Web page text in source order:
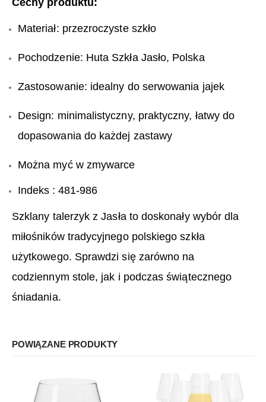
Materiał: przezroczyste szkło
Pochodzenie: Huta Szkła Jasło, Polska
Zastosowanie: idealny do serwowania jajek
Design: minimalistyczny, praktyczny, łatwy do
dopasowania do każdej zastawy
Można myć w zmywarce
Indeks : 481-986
Szklany talerzyk z Jasła to doskonały wybór dla
miłośników tradycyjnego polskiego szkła
użytkowego. Sprawdzi się zarówno na
codziennym stole, jak i podczas świątecznego
śniadania.
POWIĄZANE PRODUKTY